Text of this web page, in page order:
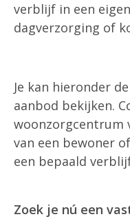
verblijf in een
dagverzorging of
Je kan hieronder
aanbod bekijken.
woonzorgcentrum
van een bewoner
een bepaald
Zoek je nú een